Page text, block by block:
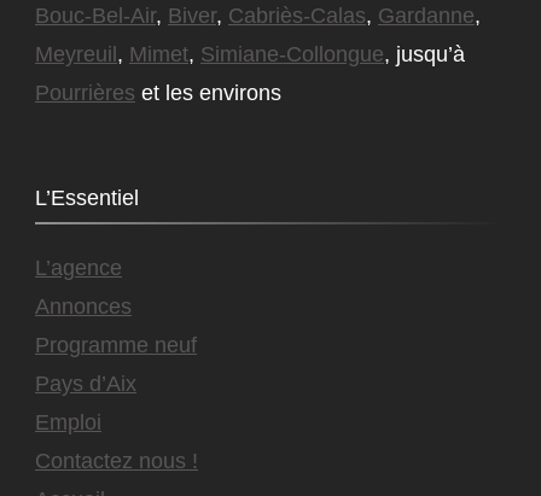
Bouc-Bel-Air, Biver, Cabriès-Calas, Gardanne,
Meyreuil , Mimet, Simiane-Collongue, jusqu’à
Pourrières et les environs
L’Essentiel
L’agence
Annonces
Programme neuf
Pays d’Aix
Emploi
Contactez nous !